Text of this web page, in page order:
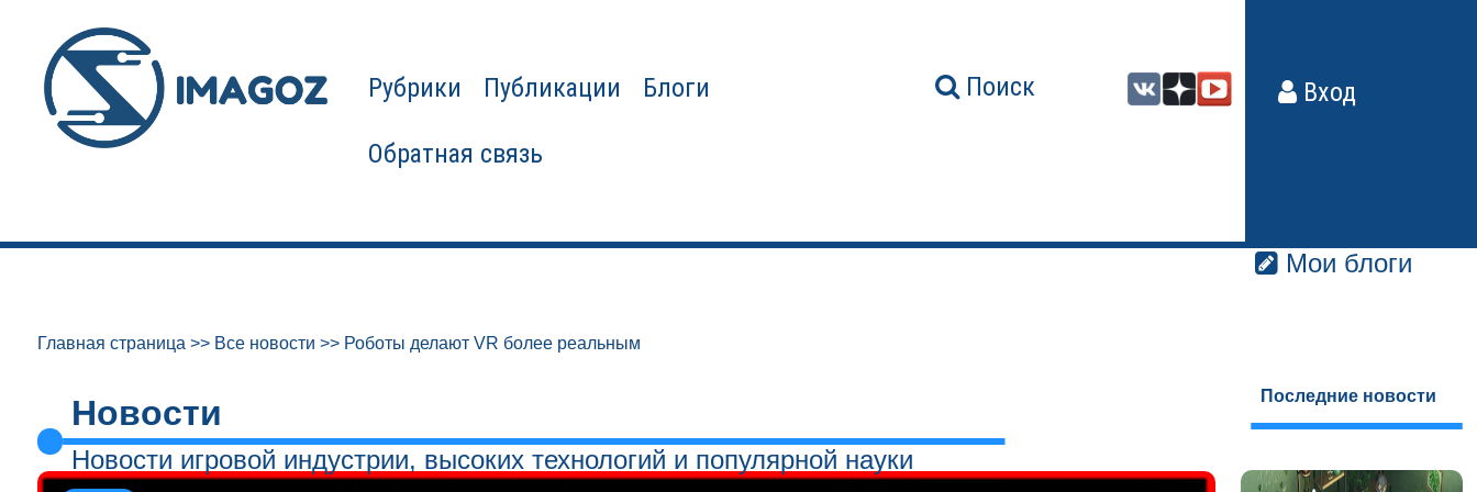
Рубрики Публикации Блоги
Обратная связь
Поиск Вход
Мои блоги
Главная страница >> Все новости >> Роботы делают VR более реальным
Новости
Новости игровой индустрии, высоких технологий и популярной науки
Последние новости